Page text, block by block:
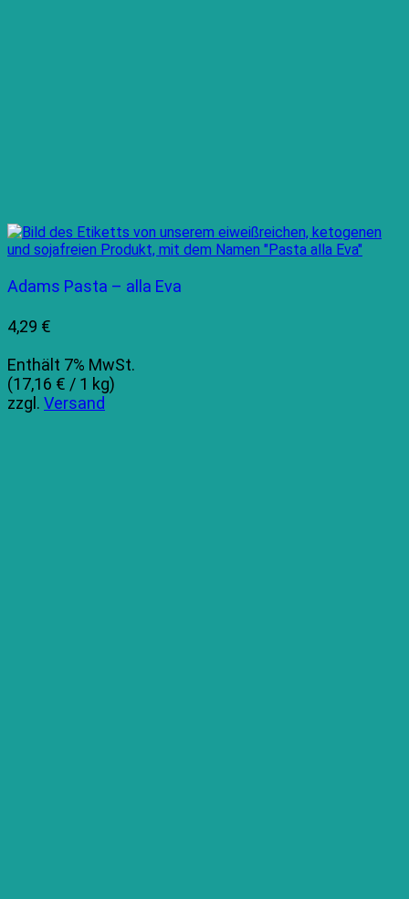
Adams Pasta – alla Eva
4,29 €
Enthält 7% MwSt.
(17,16 € / 1 kg)
zzgl. Versand